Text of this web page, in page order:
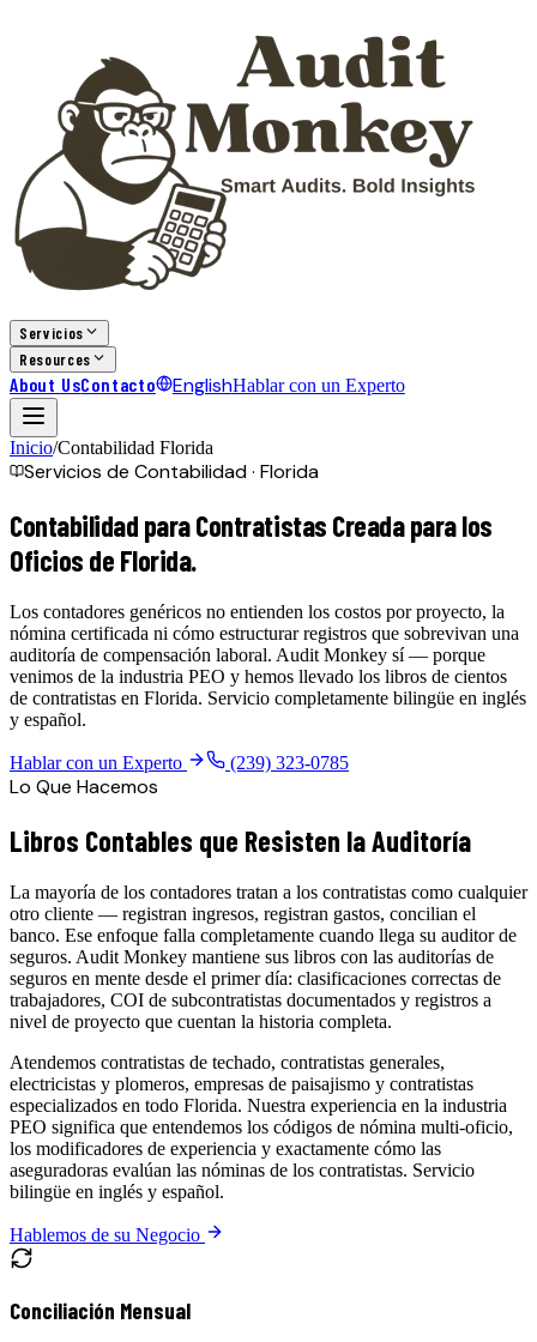
Servicios
Resources
About UsContacto EnglishHablar con un Experto
Inicio/Contabilidad Florida
Servicios de Contabilidad · Florida
Contabilidad para Contratistas Creada paralos
Oficios de Florida.
Los contadores genéricos no entienden los costos por proyecto, la
nómina certificada ni cómo estructurar registros que sobrevivan una
auditoría de compensación laboral. Audit Monkey sí — porque
venimos de la industria PEO y hemos llevado los libros de cientos
de contratistas en Florida. Servicio completamente bilingüe en inglés
y español.
Hablar con un Experto (239) 323-0785
Lo Que Hacemos
Libros Contables que Resisten la Auditoría
La mayoría de los contadores tratan a los contratistas como cualquier
otro cliente — registran ingresos, registran gastos, concilian el
banco. Ese enfoque falla completamente cuando llega su auditor de
seguros. Audit Monkey mantiene sus libros con las auditorías de
seguros en mente desde el primer día: clasificaciones correctas de
trabajadores, COI de subcontratistas documentados y registros a
nivel de proyecto que cuentan la historia completa.
Atendemos contratistas de techado, contratistas generales,
electricistas y plomeros, empresas de paisajismo y contratistas
especializados en todo Florida. Nuestra experiencia en la industria
PEO significa que entendemos los códigos de nómina multi-oficio,
los modificadores de experiencia y exactamente cómo las
aseguradoras evalúan las nóminas de los contratistas. Servicio
bilingüe en inglés y español.
Hablemos de su Negocio
Conciliación Mensual